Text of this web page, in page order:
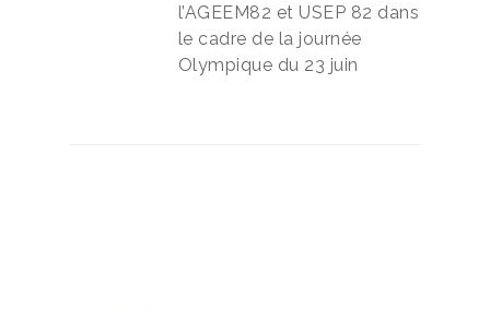
l’AGEEM82 et USEP 82 dans
le cadre de la journée
Olympique du 23 juin